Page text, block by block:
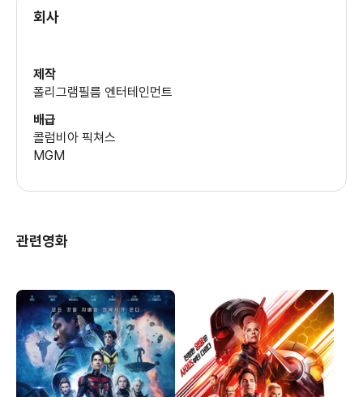
회사
제작
폴리그램필름 엔터테인먼트
배급
콜럼비아 픽쳐스
MGM
관련영화